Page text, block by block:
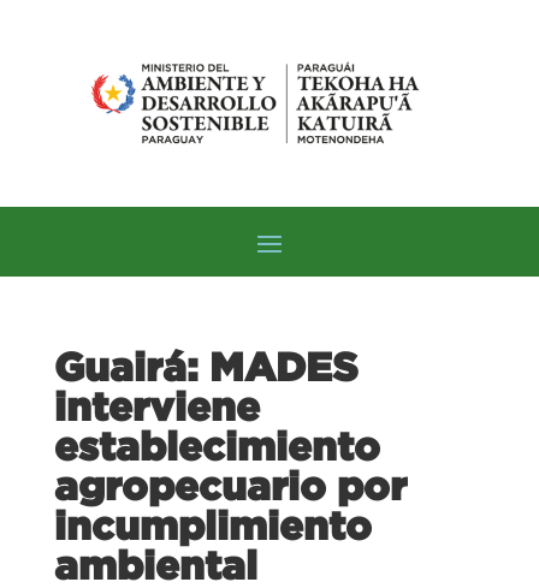
Guairá: MADES
interviene
establecimiento
agropecuario por
incumplimiento
ambiental